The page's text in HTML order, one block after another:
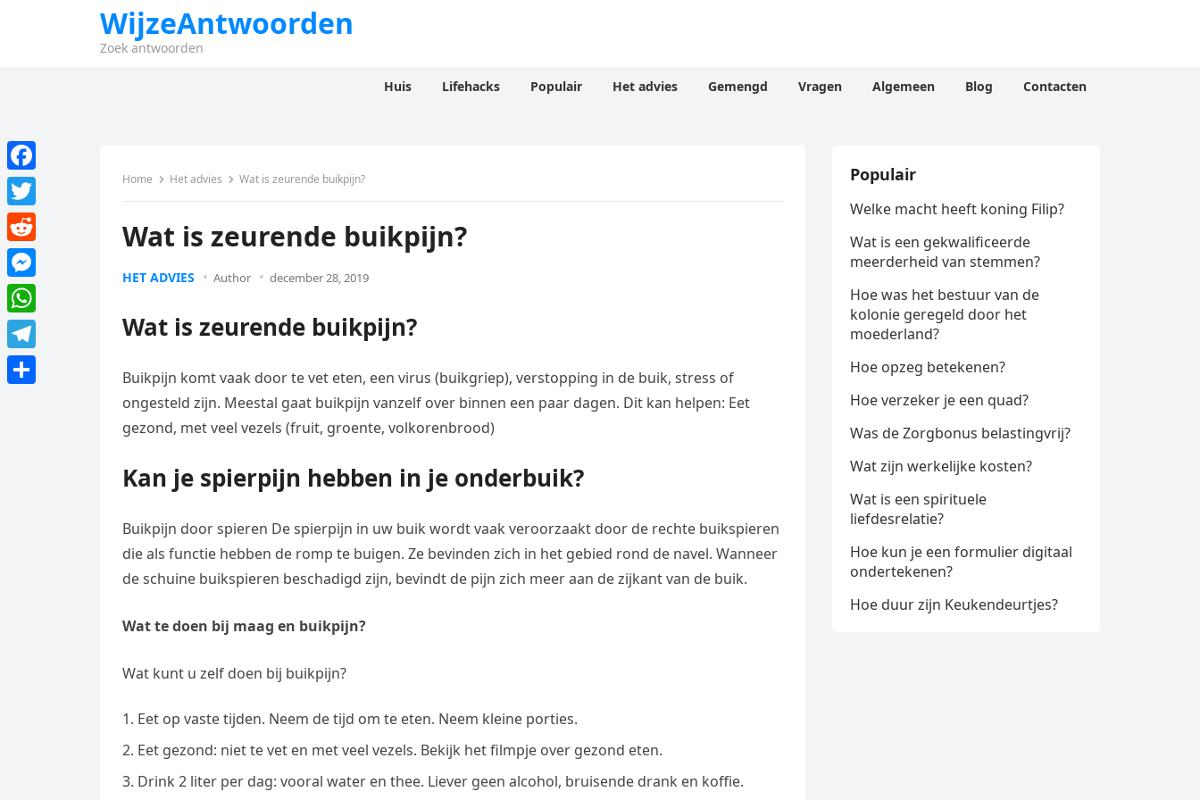
WijzeAntwoorden
Zoek antwoorden
Huis Lifehacks Populair Het advies Gemengd Vragen Algemeen Blog Contacten
Home Het advies Wat is zeurende buikpijn?
Wat is zeurende buikpijn?
HET ADVIES Author december 28, 2019
Wat is zeurende buikpijn?
Buikpijn komt vaak door te vet eten, een virus (buikgriep), verstopping in de buik, stress of
ongesteld zijn. Meestal gaat buikpijn vanzelf over binnen een paar dagen. Dit kan helpen: Eet
gezond, met veel vezels (fruit, groente, volkorenbrood)
Kan je spierpijn hebben in je onderbuik?
Buikpijn door spieren De spierpijn in uw buik wordt vaak veroorzaakt door de rechte buikspieren
die als functie hebben de romp te buigen. Ze bevinden zich in het gebied rond de navel. Wanneer
de schuine buikspieren beschadigd zijn, bevindt de pijn zich meer aan de zijkant van de buik.
Wat te doen bij maag en buikpijn?
Wat kunt u zelf doen bij buikpijn?
Eet op vaste tijden. Neem de tijd om te eten. Neem kleine porties.
Eet gezond: niet te vet en met veel vezels. Bekijk het filmpje over gezond eten.
Drink 2 liter per dag: vooral water en thee. Liever geen alcohol, bruisende drank en koffie.
Populair
Welke macht heeft koning Filip?
Wat is een gekwalificeerde
meerderheid van stemmen?
Hoe was het bestuur van de
kolonie geregeld door het
moederland?
Hoe opzeg betekenen?
Hoe verzeker je een quad?
Was de Zorgbonus belastingvrij?
Wat zijn werkelijke kosten?
Wat is een spirituele
liefdesrelatie?
Hoe kun je een formulier digitaal
ondertekenen?
Hoe duur zijn Keukendeurtjes?
F
a
c
e
b
o
o
k
T
w
i
t
t
e
R
e
d
d
M
e
s
s
W
h
a
T